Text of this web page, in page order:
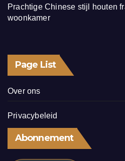
Prachtige Chinese stijl houten
woonkamer
Page List
Over ons
Privacybeleid
Abonnement